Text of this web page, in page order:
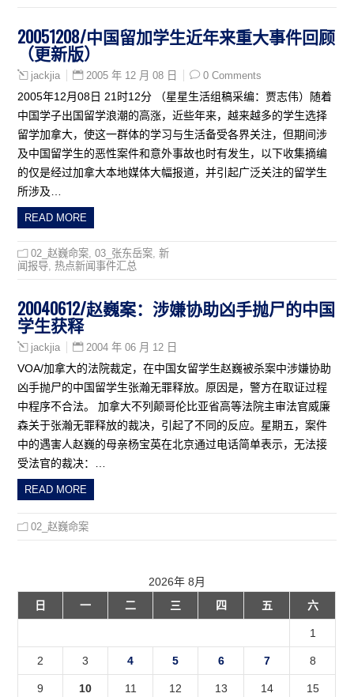
20051208/中国留加学生近年来重大事件回顾
（更新版）
jackjia 2005 年 12 月 08 日 0 Comments
2005年12月08日 21时12分 （星星生活组稿采编：贾志伟）随着
中国学子出国留学浪潮的高涨，近些年来，越来越多的学生选择
留学加拿大，使这一群体的学习与生活备受各界关注，但期间涉
及中国留学生的恶性案件和意外事故也时有发生，以下收集摘编
的仅是经过加拿大本地媒体大幅报道，并引起广泛关注的留学生
所涉及…
READ MORE
02_赵巍命案 ,03_张东岳案 ,新
闻报导 ,热点新闻事件汇总
20040612/赵巍案：涉嫌协助凶手抛尸的中国
学生获释
jackjia 2004 年 06 月 12 日
VOA/加拿大的法院裁定，在中国女留学生赵巍被杀案中涉嫌协助
凶手抛尸的中国留学生张瀚无罪释放。原因是，警方在取证过程
中程序不合法。 加拿大不列颠哥伦比亚省高等法院主审法官威廉
森关于张瀚无罪释放的裁决，引起了不同的反应。星期五，案件
中的遇害人赵巍的母亲杨宝英在北京通过电话简单表示，无法接
受法官的裁决：…
READ MORE
02_赵巍命案
2026年 8月
日
一 二 三 四 五 六
1
2 3 4 5 6 7 8
9 10 11 12 13 14 15